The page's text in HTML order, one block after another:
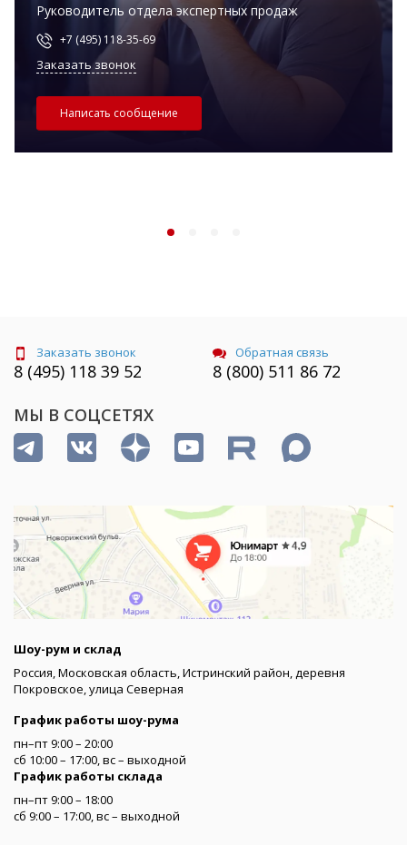
Руководитель отдела экспертных продаж
+7 (495) 118-35-69
Заказать звонок
Написать сообщение
Заказать звонок
8 (495) 118 39 52
Обратная связь
8 (800) 511 86 72
МЫ В СОЦСЕТЯХ
Шоу-рум и склад
Россия, Московская область, Истринский район, деревня
Покровское, улица Северная
График работы шоу-рума
пн–пт 9:00 – 20:00
сб 10:00 – 17:00, вс – выходной
График работы склада
пн–пт 9:00 – 18:00
сб 9:00 – 17:00, вс – выходной